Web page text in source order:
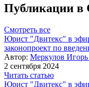
Публикации
Смотреть все
Юрист "Двитекс" в
законопроект по
Автор: Меркулов
2 сентября 2024
Читать статью
Юрист "Двитекс" в